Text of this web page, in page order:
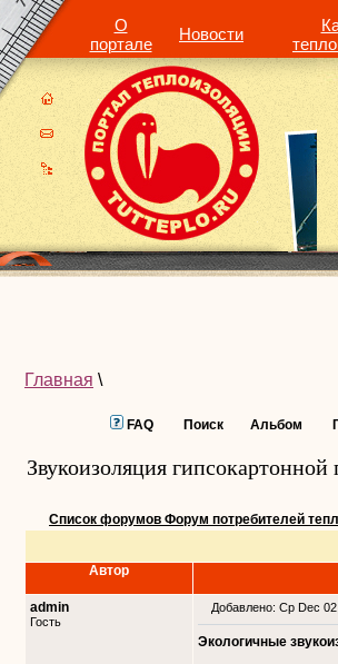
О
портале
Новости
Главная \
FAQ Поиск Альбом
Звукоизоляция
Список форумов Форум потребителей
Автор
admin
Гость
Добавлено: Ср Dec
Экологичные